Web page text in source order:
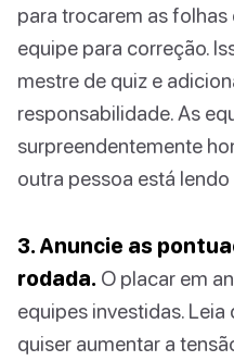
para trocarem as
equipe para correção.
mestre de quiz e
responsabilidade. As
surpreendentemente
outra pessoa está
3. Anuncie as
rodada. O placar em
equipes investidas.
quiser aumentar a